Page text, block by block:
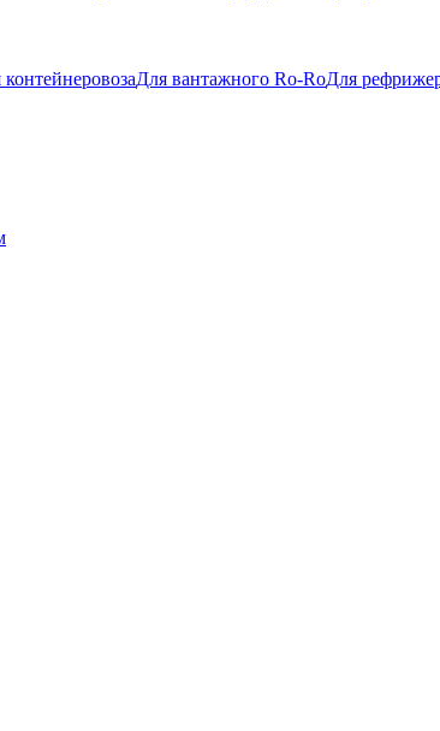
контейнеровозаДля вантажного Ro-RoДля